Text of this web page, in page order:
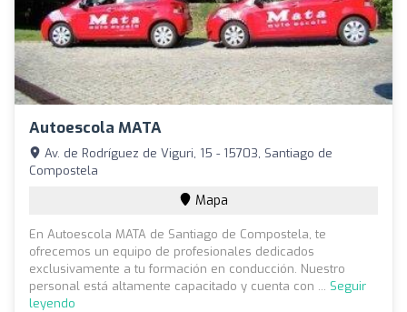
Autoescola MATA
Av. de Rodríguez de Viguri, 15 - 15703, Santiago de
Compostela
Mapa
En Autoescola MATA de Santiago de Compostela, te
ofrecemos un equipo de profesionales dedicados
exclusivamente a tu formación en conducción. Nuestro
personal está altamente capacitado y cuenta con ... Seguir
leyendo